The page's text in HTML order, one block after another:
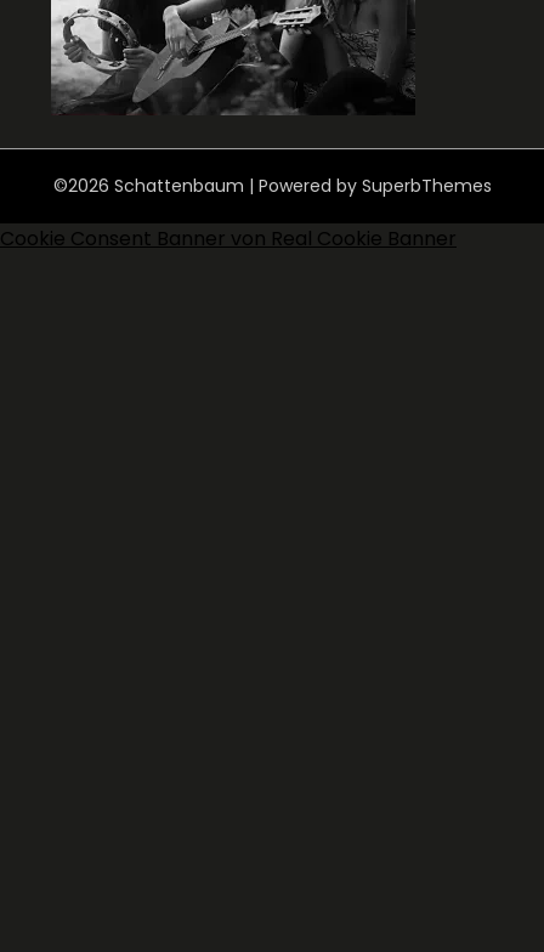
©2026 Schattenbaum | Powered by SuperbThemes
Cookie Consent Banner von Real Cookie Banner